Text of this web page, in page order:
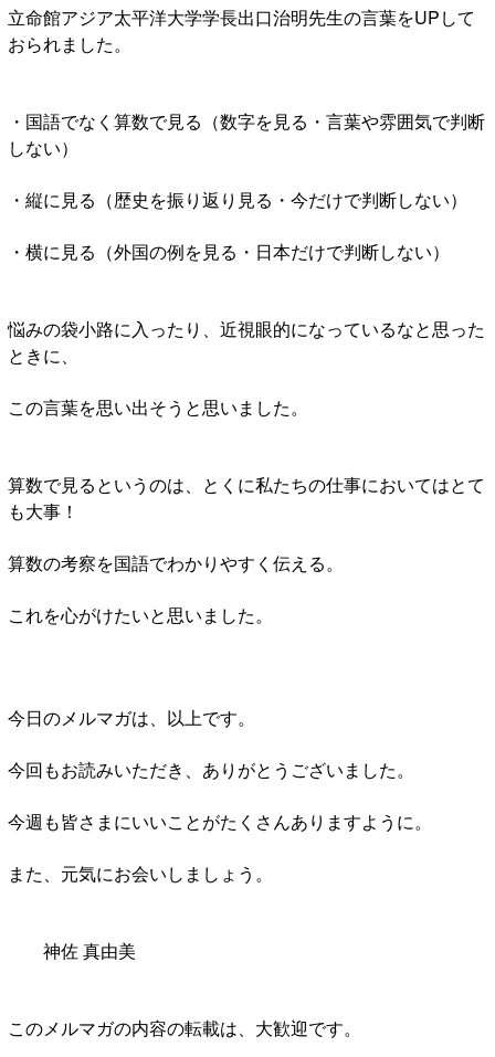
立命館アジア太平洋大学学長出口治明先生の言葉をUPして
おられました。
・国語でなく算数で見る（数字を見る・言葉や雰囲気で判断
しない）
・縦に見る（歴史を振り返り見る・今だけで判断しない）
・横に見る（外国の例を見る・日本だけで判断しない）
悩みの袋小路に入ったり、近視眼的になっているなと思った
ときに、
この言葉を思い出そうと思いました。
算数で見るというのは、とくに私たちの仕事においてはとて
も大事！
算数の考察を国語でわかりやすく伝える。
これを心がけたいと思いました。
今日のメルマガは、以上です。
今回もお読みいただき、ありがとうございました。
今週も皆さまにいいことがたくさんありますように。
また、元気にお会いしましょう。
神佐 真由美
このメルマガの内容の転載は、大歓迎です。